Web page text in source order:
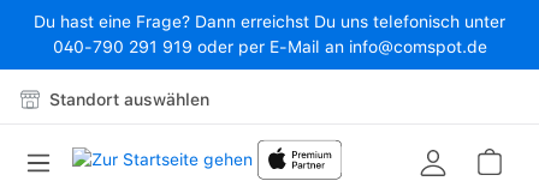
Zum Hauptinhalt springen
Du hast eine Frage? Dann erreichst Du uns telefonisch unter
040-790 291 919 oder per E-Mail an info@comspot.de
Standort auswählen